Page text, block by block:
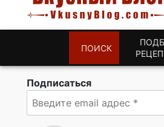
ПОИСК
Подписаться